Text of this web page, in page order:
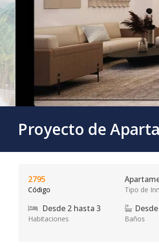
Proyecto de
2795
Código Tipo de
Desde 2 hasta 3
Habitaciones
Desde
Baños